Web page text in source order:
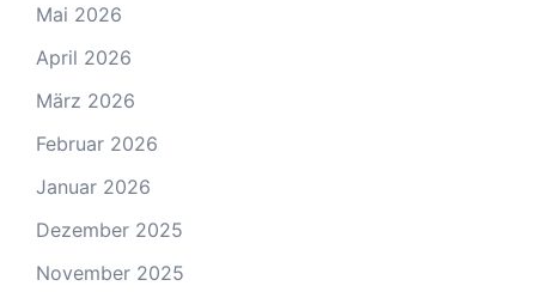
Mai 2026
April 2026
März 2026
Februar 2026
Januar 2026
Dezember 2025
November 2025